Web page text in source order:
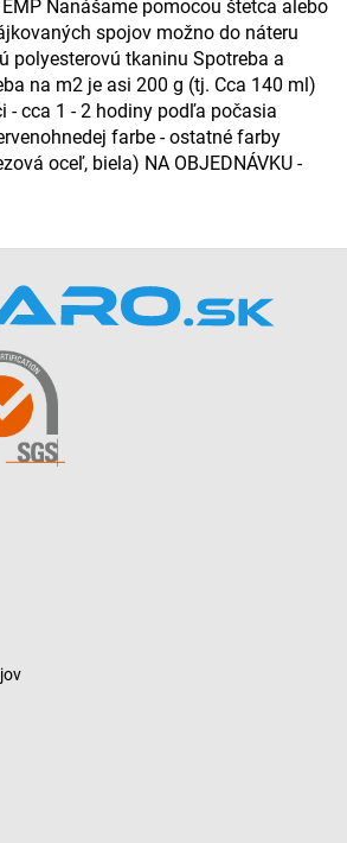
Nanášame pomocou štetca alebo
spojov možno do náteru
polyesterovú tkaninu Spotreba a
na m2 je asi 200 g (tj. Cca 140 ml)
- cca 1 - 2 hodiny podľa počasia
farbe - ostatné farby
oceľ, biela) NA OBJEDNÁVKU -